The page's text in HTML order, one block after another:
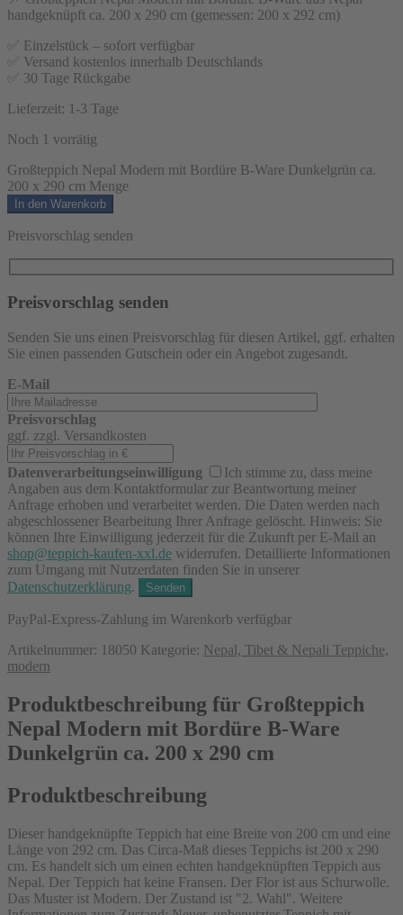
handgeknüpft ca. 200 x 290 cm (gemessen: 200 x 292 cm)
✅ Einzelstück – sofort verfügbar
✅ Versand kostenlos innerhalb Deutschlands
✅ 30 Tage Rückgabe
Lieferzeit: 1-3 Tage
Noch 1 vorrätig
Großteppich Nepal Modern mit Bordüre B-Ware Dunkelgrün ca.
200 x 290 cm Menge
In den Warenkorb
Preisvorschlag senden
Preisvorschlag senden
Senden Sie uns einen Preisvorschlag für diesen Artikel, ggf. erhalten
Sie einen passenden Gutschein oder ein Angebot zugesandt.
E-Mail
Preisvorschlag
ggf. zzgl. Versandkosten
Datenverarbeitungseinwilligung
Ich stimme zu, dass meine
Angaben aus dem Kontaktformular zur Beantwortung meiner
Anfrage erhoben und verarbeitet werden. Die Daten werden nach
abgeschlossener Bearbeitung Ihrer Anfrage gelöscht. Hinweis: Sie
können Ihre Einwilligung jederzeit für die Zukunft per E-Mail an
shop@teppich-kaufen-xxl.de widerrufen. Detaillierte Informationen
zum Umgang mit Nutzerdaten finden Sie in unserer
Datenschutzerklärung.
PayPal-Express-Zahlung im Warenkorb verfügbar
Artikelnummer: 18050 Kategorie: Nepal, Tibet & Nepali Teppiche,
modern
Produktbeschreibung für Großteppich
Nepal Modern mit Bordüre B-Ware
Dunkelgrün ca. 200 x 290 cm
Produktbeschreibung
Dieser handgeknüpfte Teppich hat eine Breite von 200 cm und eine
Länge von 292 cm. Das Circa-Maß dieses Teppichs ist 200 x 290
cm. Es handelt sich um einen echten handgeknüpften Teppich aus
Nepal. Der Teppich hat keine Fransen. Der Flor ist aus Schurwolle.
Das Muster ist Modern. Der Zustand ist "2. Wahl". Weitere